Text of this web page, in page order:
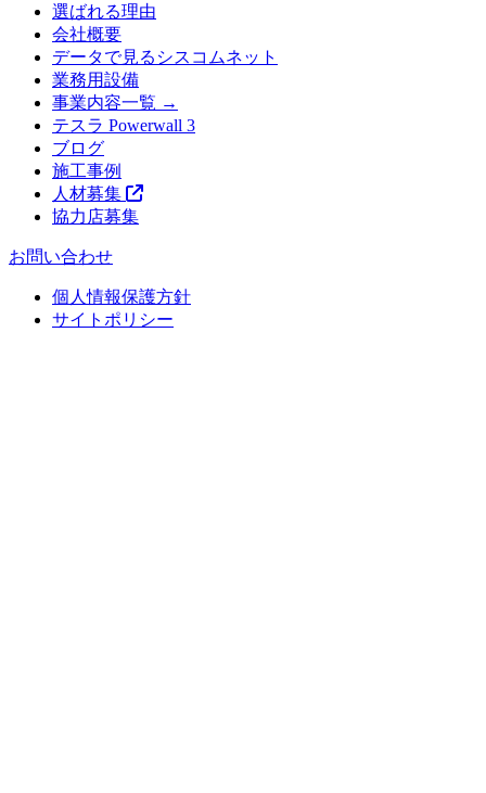
選ばれる理由
会社概要
データで見るシスコムネット
業務用設備
事業内容一覧 →
テスラ Powerwall 3
ブログ
施工事例
人材募集
協力店募集
お問い合わせ
個人情報保護方針
サイトポリシー